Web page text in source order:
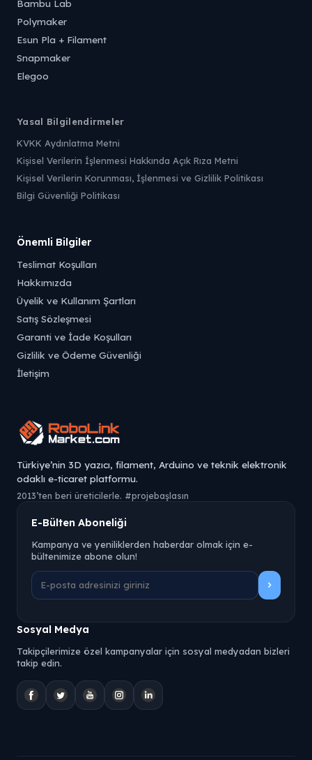
Bambu Lab
Polymaker
Esun Pla + Filament
Snapmaker
Elegoo
Yasal Bilgilendirmeler
KVKK Aydınlatma Metni
Kişisel Verilerin İşlenmesi Hakkında Açık Rıza Metni
Kişisel Verilerin Korunması, İşlenmesi ve Gizlilik Politikası
Bilgi Güvenliği Politikası
Önemli Bilgiler
Teslimat Koşulları
Hakkımızda
Üyelik ve Kullanım Şartları
Satış Sözleşmesi
Garanti ve İade Koşulları
Gizlilik ve Ödeme Güvenliği
İletişim
Türkiye’nin 3D yazıcı, filament, Arduino ve teknik elektronik
odaklı e-ticaret platformu.
2013’ten beri üreticilerle. #projebaşlasın
E-Bülten Aboneliği
Kampanya ve yeniliklerden haberdar olmak için e-
bültenimize abone olun!
Sosyal Medya
Takipçilerimize özel kampanyalar için sosyal medyadan bizleri
takip edin.